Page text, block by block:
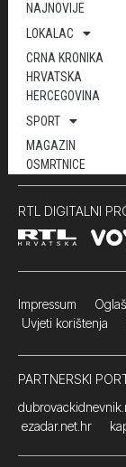
NAJNOVIJE
LOKALAC
CRNA KRONIKA
HRVATSKA
HERCEGOVINA
SPORT
MAGAZIN
OSMRTNICE
RTL DIGITALNI
Impressum
Uvjeti korištenja
PARTNERSKI
ezadar.net.hr